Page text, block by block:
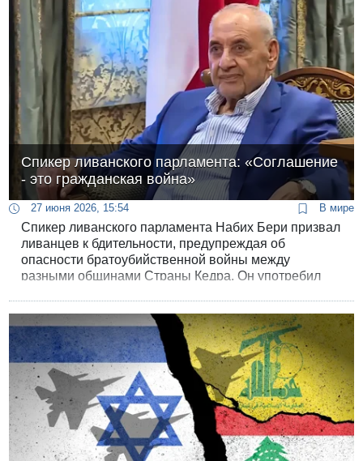
Спикер ливанского парламента: «Соглашение
- это гражданская война»
27 июня 2026, 15:54 В мире
Спикер ливанского парламента Набих Бери призвал
ливанцев к бдительности, предупреждая об
опасности братоубийственной войны между
разными общинами Страны Кедра. Он употребил